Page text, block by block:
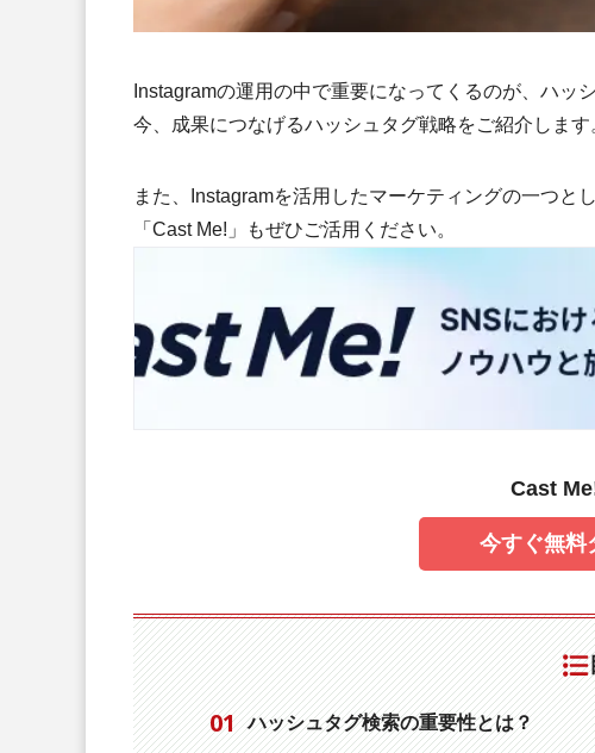
Instagramの運用の中で重要になってくるのが、ハッ
今、成果につなげるハッシュタグ戦略をご紹介します
また、Instagramを活用したマーケティングの一つと
「Cast Me!」もぜひご活用ください。
Cast
今すぐ無料
ハッシュタグ検索の重要性とは？